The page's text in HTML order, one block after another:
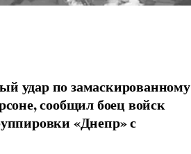
удар по замаскированному
сообщил боец войск
«Днепр» с